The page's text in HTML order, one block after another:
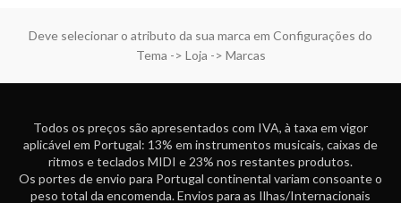
Deve selecionar o atributo da sua marca em Configurações do
Tema -> Loja -> Marcas
Todos os preços são apresentados com IVA, à taxa em vigor
aplicável em Portugal: 13% em instrumentos musicais, caixas de
ritmos e teclados MIDI e 23% nos restantes produtos.
Os portes de envio para Portugal continental variam consoante o
peso total da encomenda. Envios para as Ilhas/Internacionais